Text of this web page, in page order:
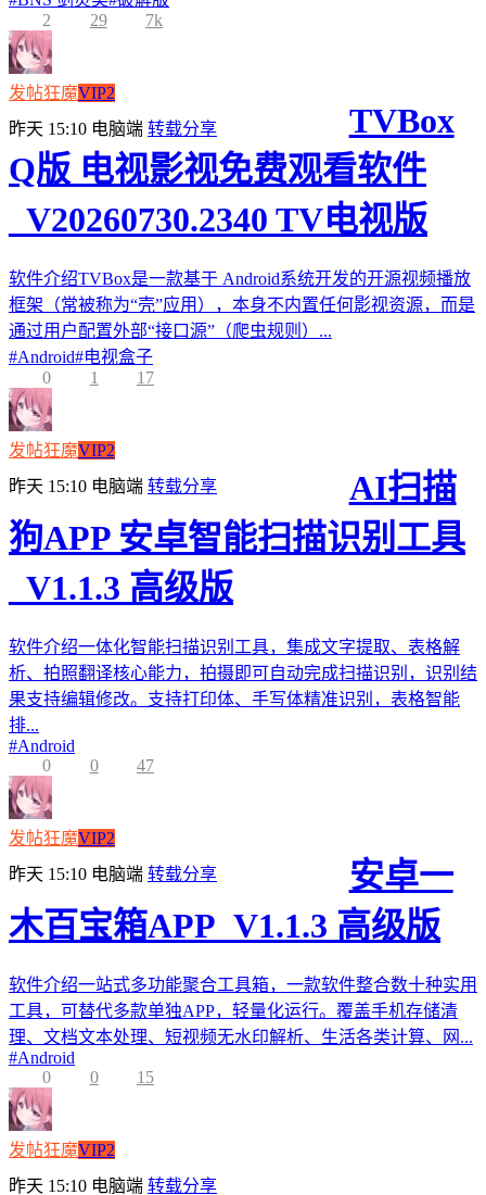
2
29 7k
发帖狂魔VIP2
昨天 15:10 电脑端 转载分享
TVBox
Q版 电视影视免费观看软件
_V20260730.2340 TV电视版
软件介绍TVBox是一款基于 Android系统开发的开源视频播放
框架（常被称为“壳”应用），本身不内置任何影视资源，而是
通过用户配置外部“接口源”（爬虫规则）...
#Android#电视盒子
0
1 17
发帖狂魔VIP2
昨天 15:10 电脑端 转载分享
AI扫描
狗APP 安卓智能扫描识别工具
_V1.1.3 高级版
软件介绍一体化智能扫描识别工具，集成文字提取、表格解
析、拍照翻译核心能力，拍摄即可自动完成扫描识别，识别结
果支持编辑修改。支持打印体、手写体精准识别，表格智能
排...
#Android
0
0 47
发帖狂魔VIP2
昨天 15:10 电脑端 转载分享
安卓一
木百宝箱APP_V1.1.3 高级版
软件介绍一站式多功能聚合工具箱，一款软件整合数十种实用
工具，可替代多款单独APP，轻量化运行。覆盖手机存储清
理、文档文本处理、短视频无水印解析、生活各类计算、网...
#Android
0
0 15
发帖狂魔VIP2
昨天 15:10 电脑端 转载分享